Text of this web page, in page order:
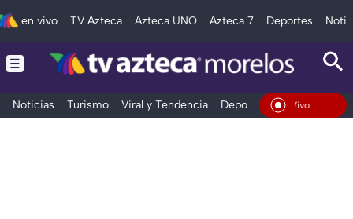
en vivo TV Azteca Azteca UNO Azteca 7 Deportes
Noticias Turismo Viral y Tendencia Deportes Espectáculos
En Vivo